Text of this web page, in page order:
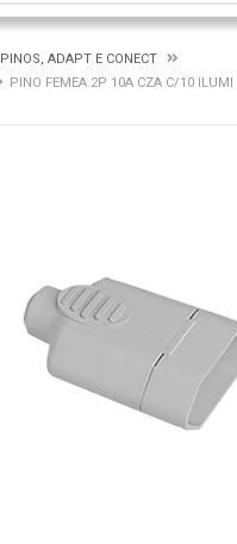
PINOS, ADAPT E CONECT
PINO FEMEA 2P 10A CZA C/10 ILUMI